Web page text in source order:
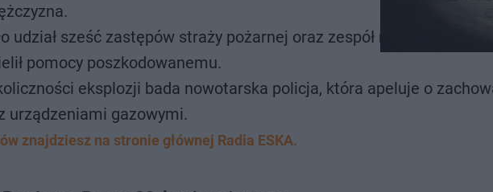
udział sześć zastępów straży pożarnej oraz zespół ratownictwa
pomocy poszkodowanemu.
eksplozji bada nowotarska policja, która apeluje o
urządzeniami gazowymi.
znajdziesz na stronie głównej Radia ESKA.